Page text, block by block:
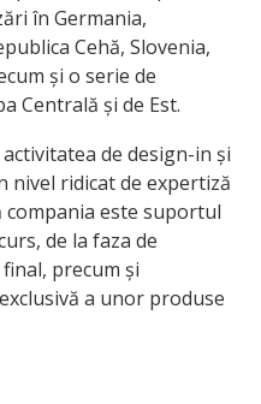
în Germania,
Cehă, Slovenia,
și o serie de
Centrală și de Est.
de design-in și
nivel ridicat de expertiză
compania este suportul
de la faza de
precum și
a unor produse